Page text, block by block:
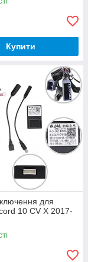
Купити
для
10 CV X 2017-